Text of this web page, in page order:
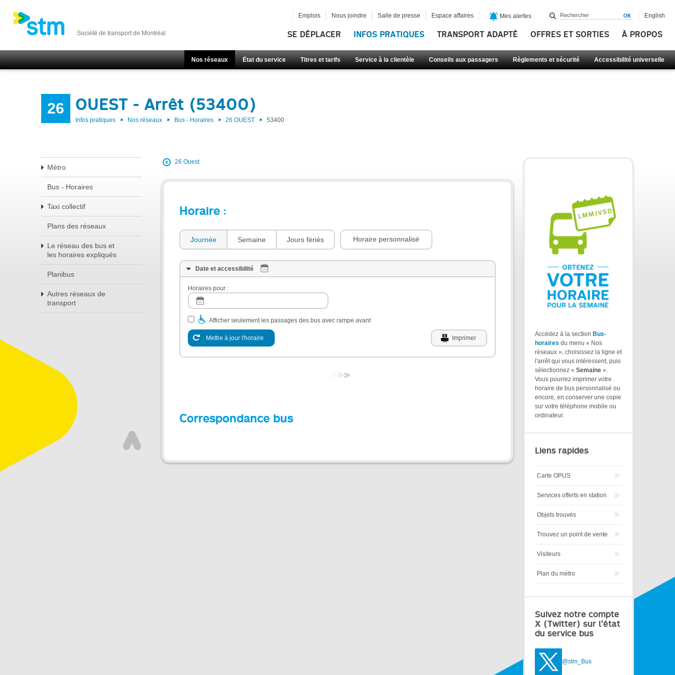
Société de transport de Montréal SE DÉPLACER INFOS PRATIQUES TRANSPORT ADAPTÉ OFFRES ET SORTIES À PROPOS
Nos réseaux État du service Titres et tarifs Service à la clientèle Conseils aux passagers Règlements et sécurité Accessibilité universelle
Emplois Nous joindre Salle de presse Espace affaires Mes alertes English
26 OUEST - Arrêt (53400)
Infos pratiques Nos réseaux Bus - Horaires 26 OUEST 53400
Métro
Bus - Horaires
Taxi collectif
Plans des réseaux
Le réseau des bus et
les horaires expliqués
Planibus
Autres réseaux de
transport
26 Ouest
Horaire :
Journée Semaine Jours fériés Horaire personnalisé
Date et accessibilité
Horaires pour :
Afficher seulement les passages des bus avec rampe avant
Mettre à jour l'horaire Imprimer
Correspondance bus
Accédez à la section Bus-
horaires du menu « Nos
réseaux », choisissez la ligne et
l'arrêt qui vous intéressent, puis
sélectionnez « Semaine ».
Vous pourrez imprimer votre
horaire de bus personnalisé ou
encore, en conserver une copie
sur votre téléphone mobile ou
ordinateur.
Liens rapides
Carte OPUS
Services offerts en station
Objets trouvés
Trouvez un point de vente
Visiteurs
Plan du métro
Suivez notre compte
X (Twitter) sur l'état
du service bus
@stm_Bus